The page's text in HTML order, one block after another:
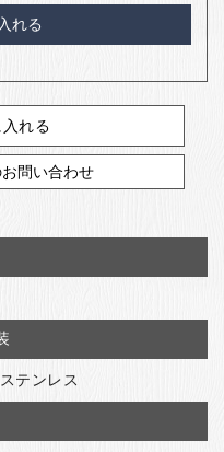
れる
れる
問い合わせ
テンレス